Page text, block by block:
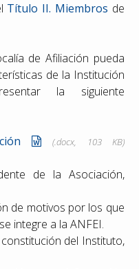
Título II. Miembros de
de Afiliación pueda
de la Institución
la siguiente
(.docx, 103 KB)
de la Asociación,
de motivos por los que
integre a la ANFEI.
del Instituto,